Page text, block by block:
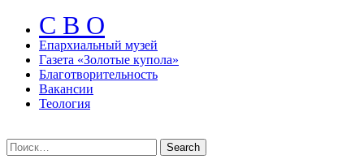
С В О
Епархиальный музeй
Газета «Золотые купола»
Благотворительность
Вакансии
Теология